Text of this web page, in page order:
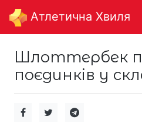
Aтлетична Хвиля
Шлоттербек
поєдинків у